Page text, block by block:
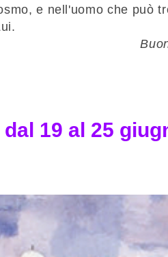
e nell'uomo che può
19 al 25